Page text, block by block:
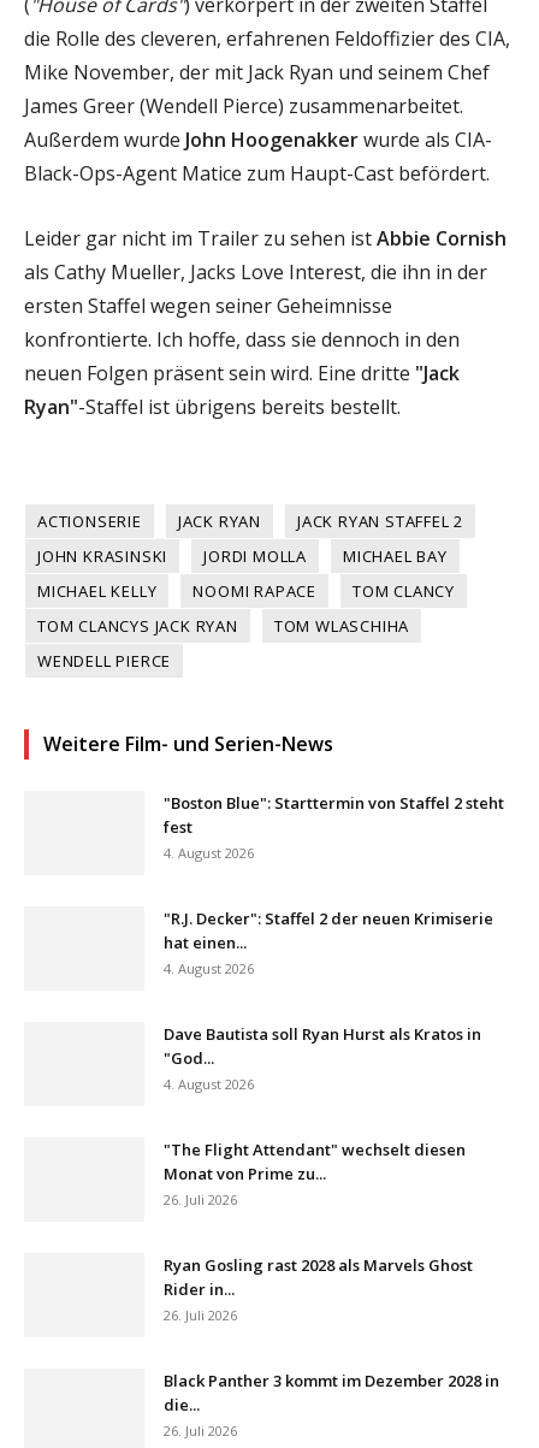
die Rolle des cleveren, erfahrenen Feldoffizier des CIA,
Mike November, der mit Jack Ryan und seinem Chef
James Greer (Wendell Pierce) zusammenarbeitet.
Außerdem wurde John Hoogenakkerwurde als CIA-
Black-Ops-Agent Matice zum Haupt-Cast befördert.
Leider gar nicht im Trailer zu sehen istAbbie Cornish
als Cathy Mueller, Jacks Love Interest, die ihn in der
ersten Staffel wegen seiner Geheimnisse
konfrontierte. Ich hoffe, dass sie dennoch in den
neuen Folgen präsent sein wird. Eine dritte "Jack
Ryan"-Staffel ist übrigens bereits bestellt.
ACTIONSERIE JACK RYAN
JACK RYAN STAFFEL 2
JOHN KRASINSKI
JORDI MOLLA
MICHAEL BAY
MICHAEL KELLY
NOOMI RAPACE
TOM CLANCY
TOM CLANCYS JACK RYAN
TOM WLASCHIHA
WENDELL PIERCE
Weitere Film- und Serien-News
"Boston Blue": Starttermin von Staffel 2 steht
fest
4. August 2026
"R.J. Decker": Staffel 2 der neuen Krimiserie
hat einen...
4. August 2026
Dave Bautista soll Ryan Hurst als Kratos in
"God...
4. August 2026
"The Flight Attendant" wechselt diesen
Monat von Prime zu...
26. Juli 2026
Ryan Gosling rast 2028 als Marvels Ghost
Rider in...
26. Juli 2026
Black Panther 3 kommt im Dezember 2028 in
die...
26. Juli 2026